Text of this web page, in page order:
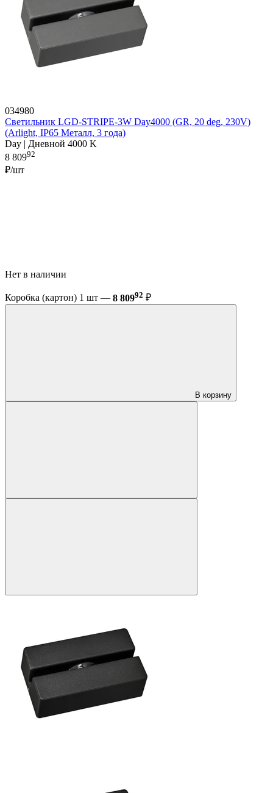
034980
Светильник LGD-STRIPE-3W Day4000 (GR, 20 deg, 230V)
(Arlight, IP65 Металл, 3 года)
Day | Дневной 4000 K
8 80992
₽/шт
Нет в наличии
Коробка (картон) 1 шт — 8 80992 ₽
В корзину